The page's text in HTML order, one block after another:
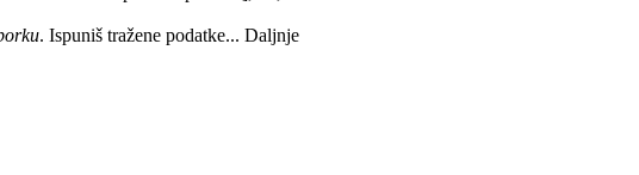
. Ispuniš tražene podatke... Daljnje